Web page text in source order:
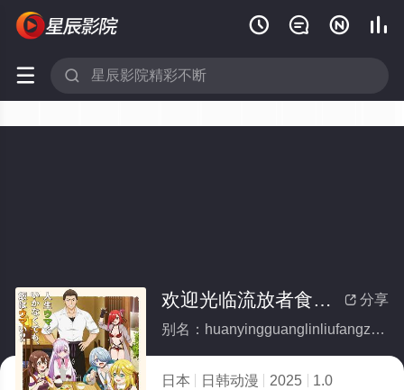
   
 
 分享
欢迎光临流放者食堂！(全集)
别名：huanyingguanglinliufangzheshitang
日本 日韩动漫 2025
1.0